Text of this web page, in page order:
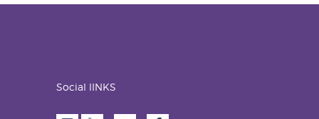
Social lINKS